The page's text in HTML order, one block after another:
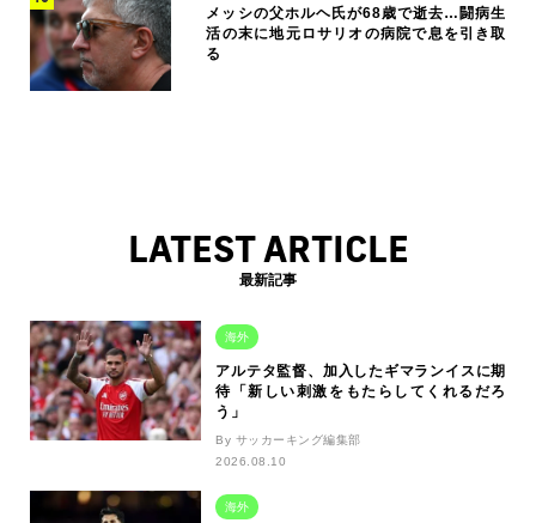
メッシの父ホルヘ氏が68歳で逝去…闘病生
活の末に地元ロサリオの病院で息を引き取
る
LATEST ARTICLE
最新記事
海外
アルテタ監督、加入したギマランイスに期
待「新しい刺激をもたらしてくれるだろ
う」
By サッカーキング編集部
2026.08.10
海外